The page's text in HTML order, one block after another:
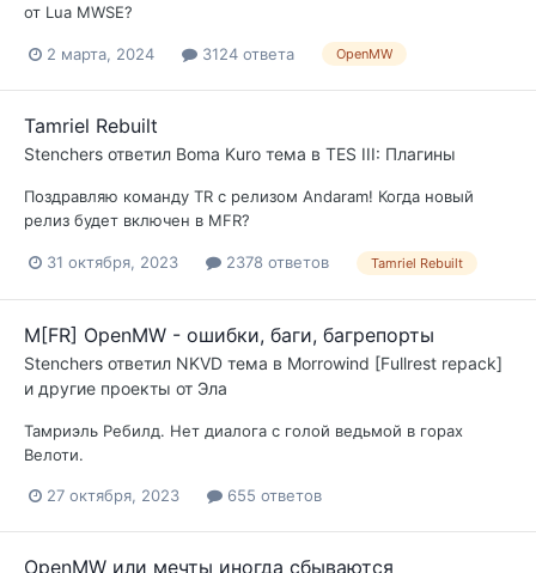
от Lua MWSE?
2 марта, 2024 3124 ответа OpenMW
Tamriel Rebuilt
Stenchers ответил Boma Kuro тема в TES III: Плагины
Поздравляю команду TR с релизом Andaram! Когда новый
релиз будет включен в MFR?
31 октября, 2023 2378 ответов Tamriel Rebuilt
M[FR] OpenMW - ошибки, баги, багрепорты
Stenchers ответил NKVD тема в Morrowind [Fullrest repack]
и другие проекты от Эла
Тамриэль Ребилд. Нет диалога с голой ведьмой в горах
Велоти.
27 октября, 2023 655 ответов
OpenMW или мечты иногда сбываются